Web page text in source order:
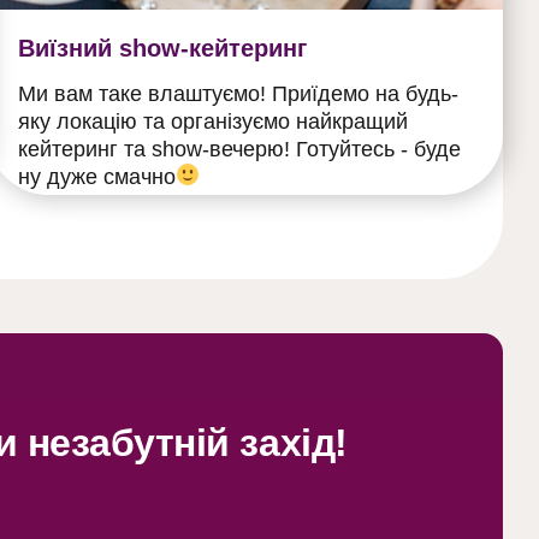
Виїзний show-кейтеринг
Ми вам таке влаштуємо! Приїдемо на будь-
яку локацію та організуємо найкращий
кейтеринг та show-вечерю! Готуйтесь - буде
ну дуже смачно
захід!